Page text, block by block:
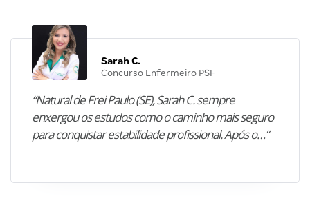
Sarah C.
Concurso Enfermeiro PSF
“Natural de Frei Paulo (SE), Sarah C. sempre
enxergou os estudos como o caminho mais seguro
para conquistar estabilidade profissional. Após o…”